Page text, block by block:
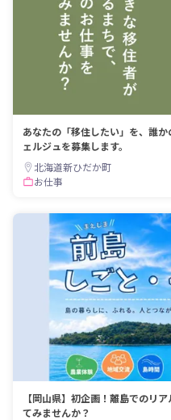
あなたの「移住したい」を、誰
ェルジュを募集します。
北海道新ひだか町
お仕事
【岡山県】初企画！離島でのリ
てみませんか？